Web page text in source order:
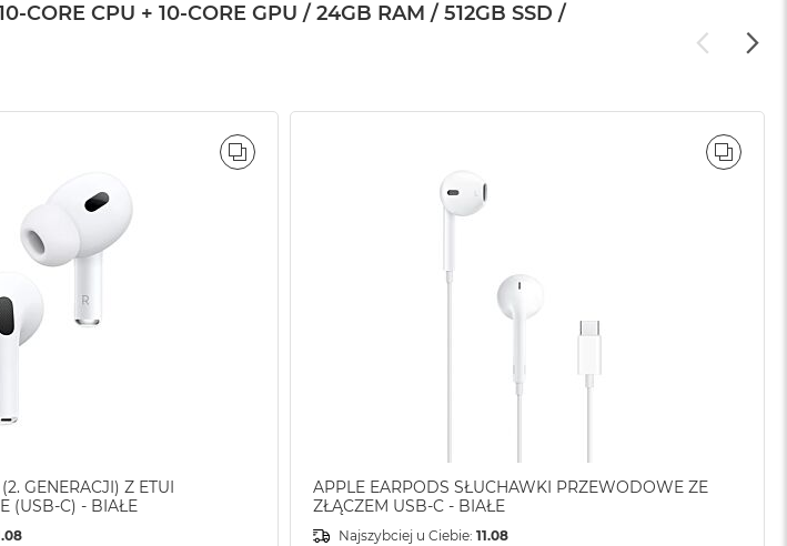
CORE CPU + 10-CORE GPU / 24GB RAM / 512GB SSD /
GENERACJI) Z ETUI
(USB-C) - BIAŁE
PORÓWNAJ
APPLE EARPODS SŁUCHAWKI PRZEWODOWE ZE
ZŁĄCZEM USB-C - BIAŁE
Najszybciej u Ciebie: 11.08